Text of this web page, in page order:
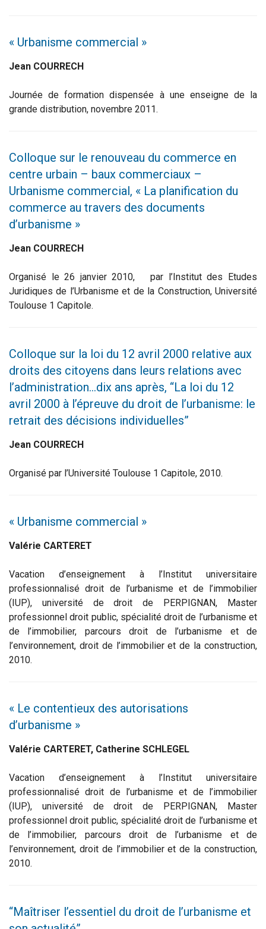
« Urbanisme commercial »
Jean COURRECH
Journée de formation dispensée à une enseigne de la
grande distribution, novembre 2011.
Colloque sur le renouveau du commerce en
centre urbain – baux commerciaux –
Urbanisme commercial, « La planification du
commerce au travers des documents
d’urbanisme »
Jean COURRECH
Organisé le 26 janvier 2010, par l’Institut des Etudes
Juridiques de l’Urbanisme et de la Construction, Université
Toulouse 1 Capitole.
Colloque sur la loi du 12 avril 2000 relative aux
droits des citoyens dans leurs relations avec
l’administration…dix ans après, “La loi du 12
avril 2000 à l’épreuve du droit de l’urbanisme: le
retrait des décisions individuelles”
Jean COURRECH
Organisé par l’Université Toulouse 1 Capitole, 2010.
« Urbanisme commercial »
Valérie CARTERET
Vacation d’enseignement à l’Institut universitaire
professionnalisé droit de l’urbanisme et de l’immobilier
(IUP), université de droit de PERPIGNAN, Master
professionnel droit public, spécialité droit de l’urbanisme et
de l’immobilier, parcours droit de l’urbanisme et de
l’environnement, droit de l’immobilier et de la construction,
2010.
« Le contentieux des autorisations
d’urbanisme »
Valérie CARTERET, Catherine SCHLEGEL
Vacation d’enseignement à l’Institut universitaire
professionnalisé droit de l’urbanisme et de l’immobilier
(IUP), université de droit de PERPIGNAN, Master
professionnel droit public, spécialité droit de l’urbanisme et
de l’immobilier, parcours droit de l’urbanisme et de
l’environnement, droit de l’immobilier et de la construction,
2010.
“Maîtriser l’essentiel du droit de l’urbanisme et